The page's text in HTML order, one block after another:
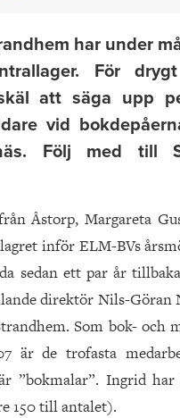
har under
För
att säga upp
vid
Följ med till
Åstorp, Margareta
inför ELM-BVs
sedan ett par år
direktör Nils-Göran
Som bok- och
är de trofasta
”bokmalar”. Ingrid
150 till antalet).